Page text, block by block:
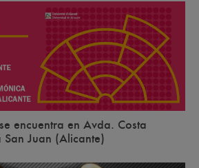
encuentra en Avda. Costa
Juan (Alicante)